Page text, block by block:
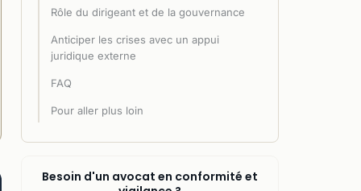
Rôle du dirigeant et de la gouvernance
Anticiper les crises avec un appui
juridique externe
FAQ
Pour aller plus loin
Besoin d'un avocat en conformité et